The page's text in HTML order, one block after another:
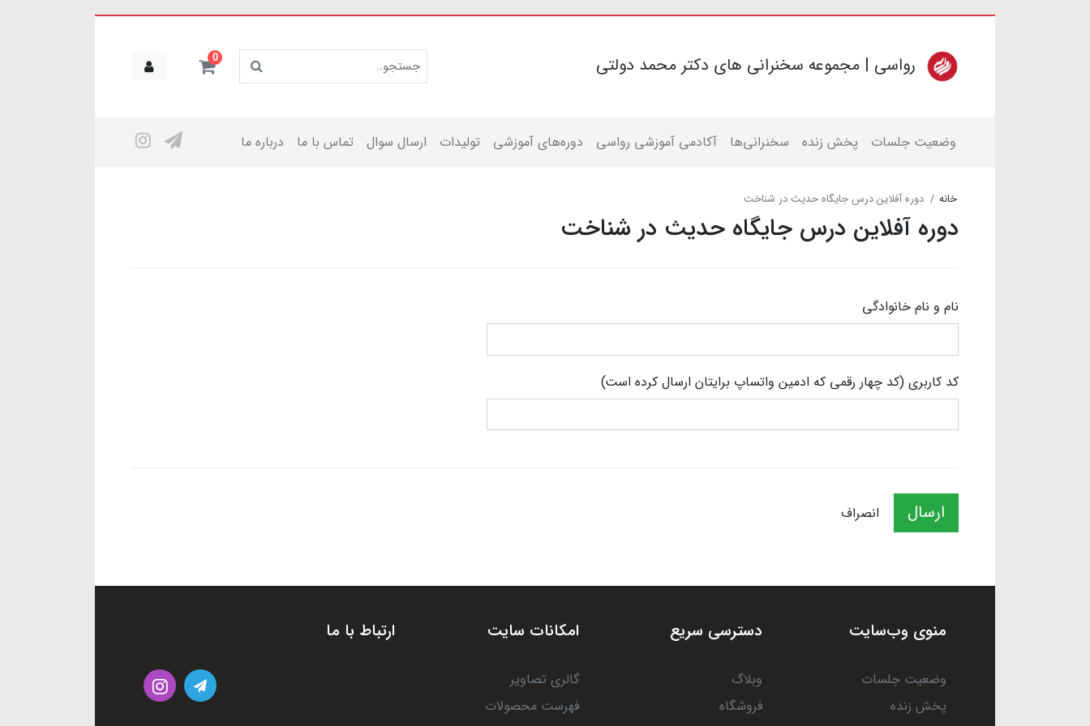
رواسی | مجموعه سخنرانی های دکتر محمد دولتی 0
وضعیت جلسات پخش زنده سخنرانی‌ها آکادمی آموزشی رواسی دوره‌های آموزشی تولیدات ارسال سوال تماس با ما درباره ما
خانه دوره آفلاین درس جایگاه حدیث در شناخت
دوره آفلاین درس جایگاه حدیث در شناخت
نام و نام خانوادگی
کد کاربری (کد چهار رقمی که ادمین واتساپ برایتان ارسال کرده است)
ارسال انصراف
منوی وب‌سایت
وضعیت جلسات
پخش زنده
دسترسی سریع
وبلاگ
فروشگاه
امکانات سایت
گالری تصاویر
فهرست محصولات
ارتباط با ما